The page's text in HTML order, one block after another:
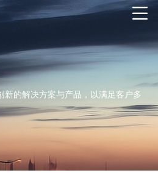

新的解决方案与产品，以满足客户多